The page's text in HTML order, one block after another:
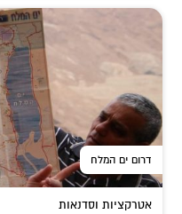
דרום ים המלח
אטרקציות וסדנאות